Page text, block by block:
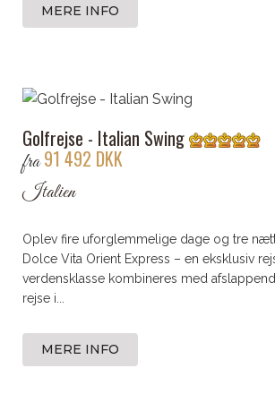
MERE INFO
Golfrejse - Italian Swing
fra91 492 DKK
Italien
Oplev fire uforglemmelige dage og tre
Dolce Vita Orient Express – en eksklusiv
verdensklasse kombineres med
rejse i...
MERE INFO